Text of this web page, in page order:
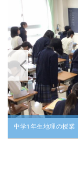
中学1年生地理の授業